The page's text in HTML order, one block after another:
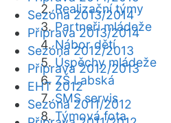
Realizační týmy
Partneři mládeže
Nábor dětí
Úspěchy mládeže
ZŠ Labská
SMS servis
Týmová fota
Sezóna 2013/2014
Příprava 2013/2014
Sezóna 2012/2013
Příprava 2012/2013
EHT 2012
Sezóna 2011/2012